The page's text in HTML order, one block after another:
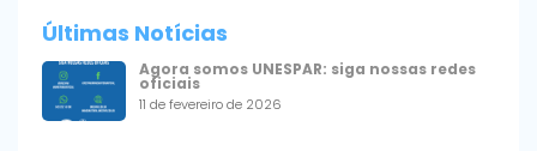
Últimas Notícias
Agora somos UNESPAR: siga nossas redes
oficiais
11 de fevereiro de 2026